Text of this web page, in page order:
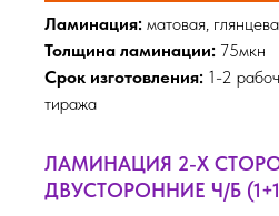
Ламинация: матовая,
Толщина ламинации: 75мкн
Срок изготовления: 1-2
тиража
ЛАМИНАЦИЯ 2-Х
ДВУСТОРОННИЕ Ч/Б